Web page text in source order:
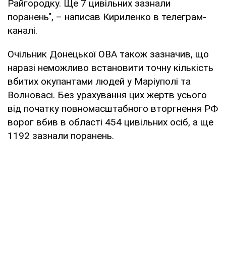
Райгородку. Ще 7 цивільних зазнали
поранень", – написав Кириленко в телеграм-
каналі.
Очільник Донецької ОВА також зазначив, що
наразі неможливо встановити точну кількість
вбитих окупантами людей у Маріуполі та
Волновасі. Без урахування цих жертв усього
від початку повномасштабного вторгнення РФ
ворог вбив в області 454 цивільних осіб, а ще
1192 зазнали поранень.